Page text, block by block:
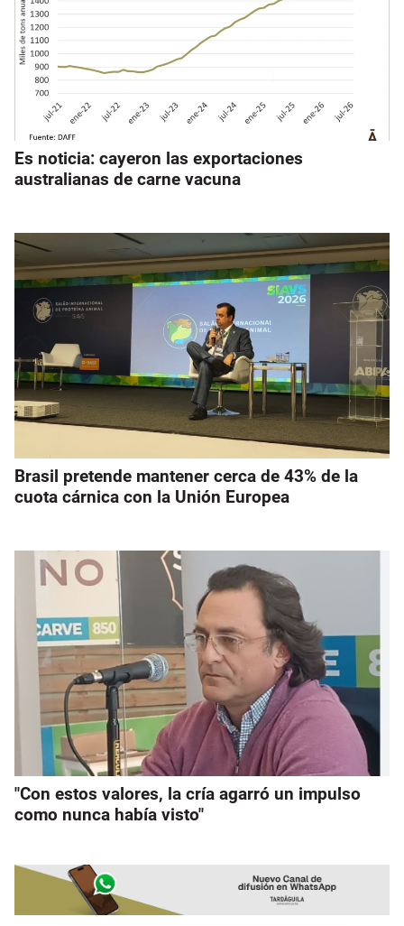
Es noticia: cayeron las exportaciones
australianas de carne vacuna
Brasil pretende mantener cerca de 43% de la
cuota cárnica con la Unión Europea
"Con estos valores, la cría agarró un impulso
como nunca había visto"